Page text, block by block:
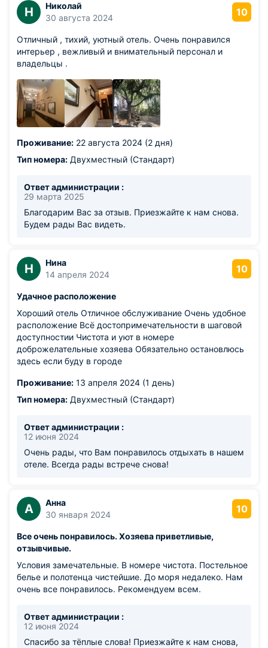
Н
Николай
30 августа 2024
10
Отличный , тихий, уютный отель. Очень понравился
интерьер , вежливый и внимательный персонал и
владельцы .
Проживание: 22 августа 2024 (2 дня)
Тип номера: Двухместный (Стандарт)
Ответ администрации :
29 марта 2025
Благодарим Вас за отзыв. Приезжайте к нам снова.
Будем рады Вас видеть.
Н
Нина
14 апреля 2024
10
Удачное расположение
Хороший отель Отличное обслуживание Очень удобное
расположение Всё достопримечательности в шаговой
доступностии Чистота и уют в номере
доброжелательные хозяева Обязательно остановлюсь
здесь если буду в городе
Проживание: 13 апреля 2024 (1 день)
Тип номера: Двухместный (Стандарт)
Ответ администрации :
12 июня 2024
Очень рады, что Вам понравилось отдыхать в нашем
отеле. Всегда рады встрече снова!
А
Анна
30 января 2024
10
Все очень понравилось. Хозяева приветливые,
отзывчивые.
Условия замечательные. В номере чистота. Постельное
белье и полотенца чистейшие. До моря недалеко. Нам
очень все понравилось. Рекомендуем всем.
Ответ администрации :
12 июня 2024
Спасибо за тёплые слова! Приезжайте к нам снова,